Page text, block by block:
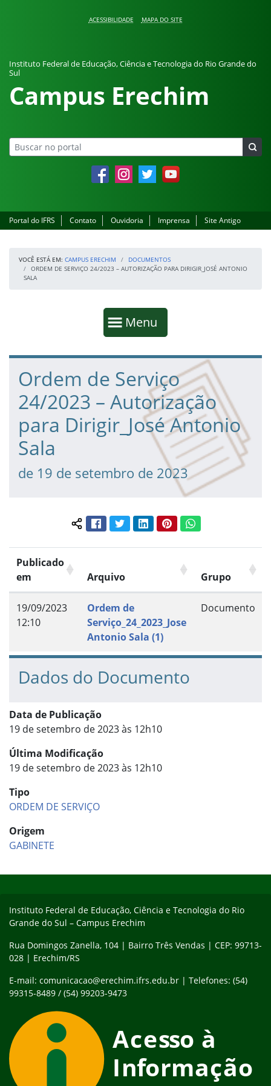
ACESSIBILIDADE MAPA DO SITE
Instituto Federal de Educação, Ciência e Tecnologia do Rio Grande do
Sul
Campus Erechim
FacebookInstagramTwitter YouTube
Portal do IFRS Contato Ouvidoria Imprensa Site Antigo
VOCÊ ESTÁ EM: CAMPUS ERECHIM
DOCUMENTOS
ORDEM DE SERVIÇO 24/2023 – AUTORIZAÇÃO PARA DIRIGIR_JOSÉ ANTONIO
SALA
Mostrar
Menu
Fim da navegação
Início do conteúdo
Ordem de Serviço
24/2023 – Autorização
para Dirigir_José Antonio
Sala
de 19 de setembro de 2023
Compartilhar conteúdo:
FacebookTwitterLinkedInPinterestWhatsApp
Publicado
em
Arquivo Grupo
19/09/2023
12:10
Ordem de
Serviço_24_2023_Jose
Antonio Sala (1)
Documento
Dados do Documento
Data de Publicação
19 de setembro de 2023 às 12h10
Última Modificação
19 de setembro de 2023 às 12h10
Tipo
ORDEM DE SERVIÇO
Origem
GABINETE
Instituto Federal de Educação, Ciência e Tecnologia do Rio
Grande do Sul – Campus Erechim
Rua Domingos Zanella, 104 | Bairro Três Vendas | CEP: 99713-
028 | Erechim/RS
E-mail: comunicacao@erechim.ifrs.edu.br | Telefones: (54)
99315-8489 / (54) 99203-9473